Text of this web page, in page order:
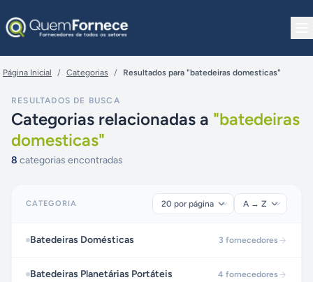
Página Inicial / Categorias / Resultados para "batedeiras domesticas"
RESULTADOS DE BUSCA
Categorias relacionadas a "batedeiras
domesticas"
8 categorias encontradas
CATEGORIA
Batedeiras Domésticas 3 fornecedores
Batedeiras Planetárias Portáteis 4 fornecedores